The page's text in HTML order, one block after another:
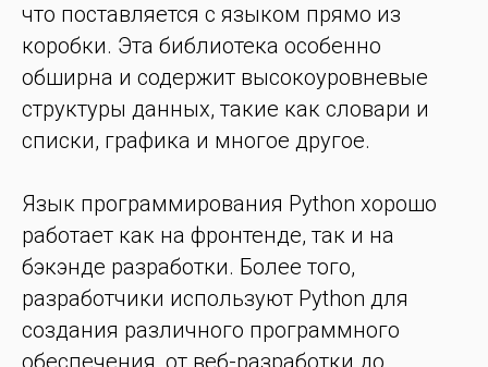
что поставляется с языком прямо из
коробки. Эта библиотека особенно
обширна и содержит высокоуровневые
структуры данных, такие как словари и
списки, графика и многое другое.
Язык программирования Python хорошо
работает как на фронтенде, так и на
бэкэнде разработки. Более того,
разработчики используют Python для
создания различного программного
обеспечения, от веб-разработки до